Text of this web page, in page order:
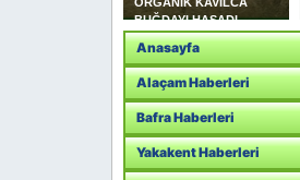
Anasayfa
Alaçam Haberleri
Bafra Haberleri
Yakakent Haberleri